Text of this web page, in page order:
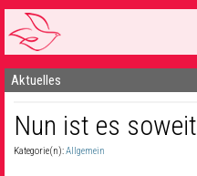
Startseite
1 Pfarrei
16 Gemeinden & mehr
Aktuelles
Nun ist es soweit
Kategorie(n):Allgemein